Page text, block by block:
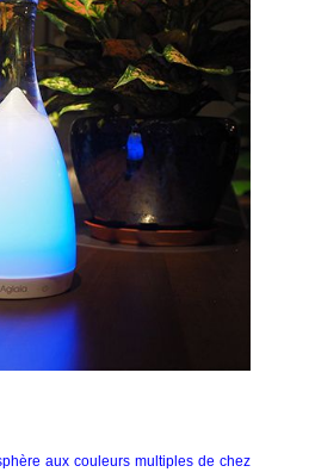
aux couleurs multiples de chez